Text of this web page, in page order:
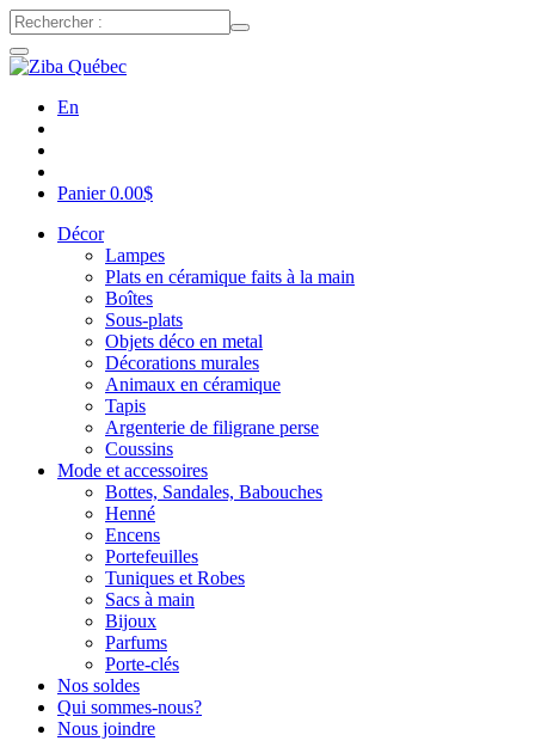
En
Panier0.00$
Décor
Lampes
Plats en céramique faits à la main
Boîtes
Sous-plats
Objets déco en metal
Décorations murales
Animaux en céramique
Tapis
Argenterie de filigrane perse
Coussins
Mode et accessoires
Bottes, Sandales, Babouches
Henné
Encens
Portefeuilles
Tuniques et Robes
Sacs à main
Bijoux
Parfums
Porte-clés
Nos soldes
Qui sommes-nous?
Nous joindre